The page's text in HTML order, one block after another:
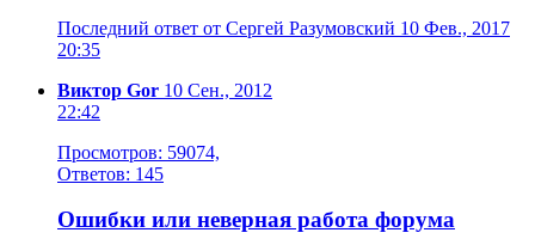
Последний ответ от Сергей Разумовский 10 Фев., 2017
20:35
Виктор Gor 10 Сен., 2012
22:42
Просмотров: 59074,
Ответов: 145
Ошибки или неверная работа форума